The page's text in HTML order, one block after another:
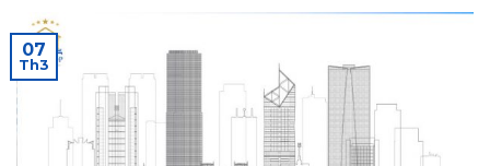
07
Th3